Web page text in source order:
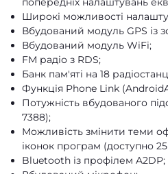
Широкі можливості
Вбудований модуль GPS із
Вбудований модуль WiFi;
FM радіо з RDS;
Банк пам'яті на 18
Функція Phone Link
Потужність вбудованого
7388);
Можливість змінити теми
іконок програм (доступно
Bluetooth із профілем A2DP;